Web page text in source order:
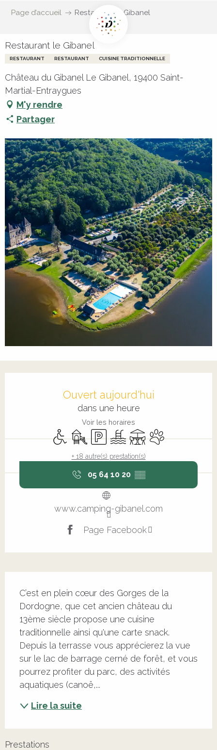
Page d’accueil Restaurant le Gibanel
Restaurant le Gibanel
RESTAURANT RESTAURANT CUISINE TRADITIONNELLE
Château du Gibanel Le Gibanel, 19400 Saint-
Martial-Entraygues
M'y rendre
Partager
Ouvert aujourd'hui
dans une heure
Voir les horaires
Accès handicapés
Jeux pour enfants / Espace jeux
ParkingPiscineTerrasseAnimaux
+ 18 autre(s) prestation(s)
05 64 10 20 ▒▒
www.camping-gibanel.com
Page Facebook
C’est en plein cœur des Gorges de la
Dordogne, que cet ancien château du
13ème siècle propose une cuisine
traditionnelle ainsi qu'une carte snack.
Depuis la terrasse vous apprécierez la vue
sur le lac de barrage cerné de forêt, et vous
pourrez profiter du parc, des activités
aquatiques (canoë,...
Lire la suite
Prestations